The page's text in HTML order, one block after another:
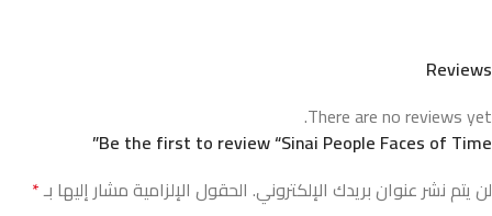
Reviews
There are no reviews yet.
Be the first to review “Sinai People Faces of Time”
لن يتم نشر عنوان بريدك الإلكتروني. الحقول الإلزامية مشار إليها بـ*